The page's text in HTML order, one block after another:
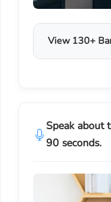
View 130+
Speak about
90 seconds.